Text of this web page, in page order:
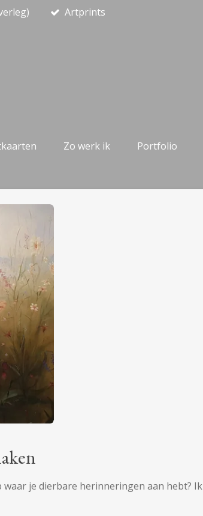
Artprints
Zo werk ik
Portfolio
je dierbare herinneringen aan hebt? Ik